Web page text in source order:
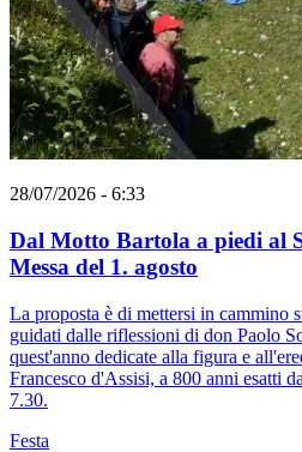
28/07/2026 - 6:33
Dal Motto Bartola a piedi al
Messa del 1. agosto
La proposta è di mettersi in cammino
guidati dalle riflessioni di don Paolo
quest'anno dedicate alla figura e
Francesco d'Assisi, a 800 anni esatti
7.30.
Festa